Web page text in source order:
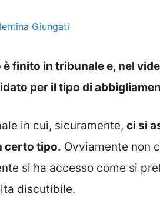
Giungati
finito in tribunale e, nel
per il tipo di
in cui, sicuramente, ci si
certo tipo. Ovviamente non
si ha accesso come si
discutibile.